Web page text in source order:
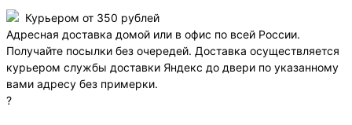
Курьером от 350 рублей
Адресная доставка домой или в офис по всей России.
Получайте посылки без очередей. Доставка осуществляется
курьером службы доставки Яндекс до двери по указанному
вами адресу без примерки.
?